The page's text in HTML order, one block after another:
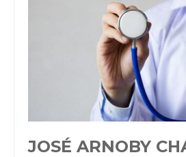
JOSÉ ARNOBY